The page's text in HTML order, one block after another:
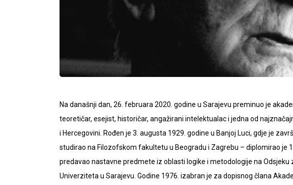
Na današnji dan, 26. februara 2020. godine u Sarajevu preminuo je
teoretičar, esejist, historičar, angažirani intelektualac i jedna od
i Hercegovini. Rođen je 3. augusta 1929. godine u Banjoj Luci, gdje je
studirao na Filozofskom fakultetu u Beogradu i Zagrebu – diplomirao je
predavao nastavne predmete iz oblasti logike i metodologije na
Univerziteta u Sarajevu. Godine 1976. izabran je za dopisnog člana